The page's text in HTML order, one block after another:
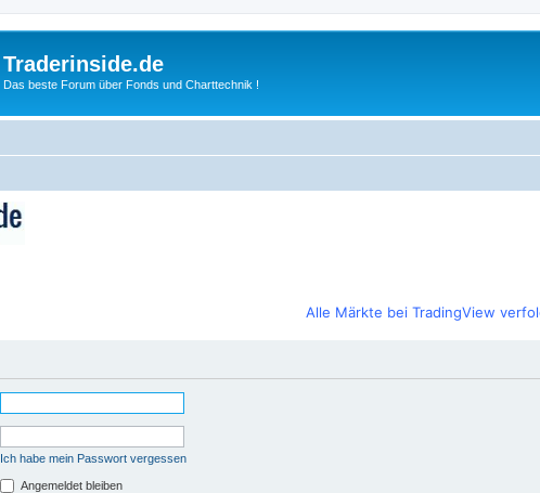
Traderinside.de
Das beste Forum über Fonds und Charttechnik !
Alle Märkte bei TradingView
Ich habe mein Passwort vergessen
Angemeldet bleiben